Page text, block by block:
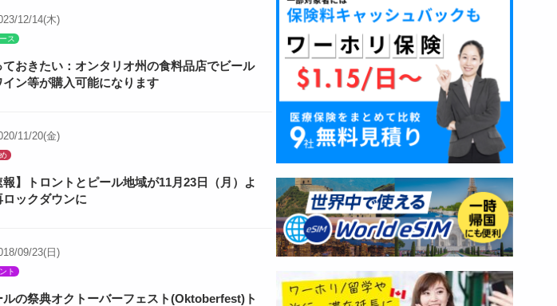
12/14(木)
ス
ておきたい：オンタリオ州の食料品店でビール
イン等が購入可能になります
11/20(金)
報】トロントとピール地域が11月23日（月）よ
ロックダウンに
09/23(日)
ト
ルの祭典オクトーバーフェスト(Oktoberfest)ト